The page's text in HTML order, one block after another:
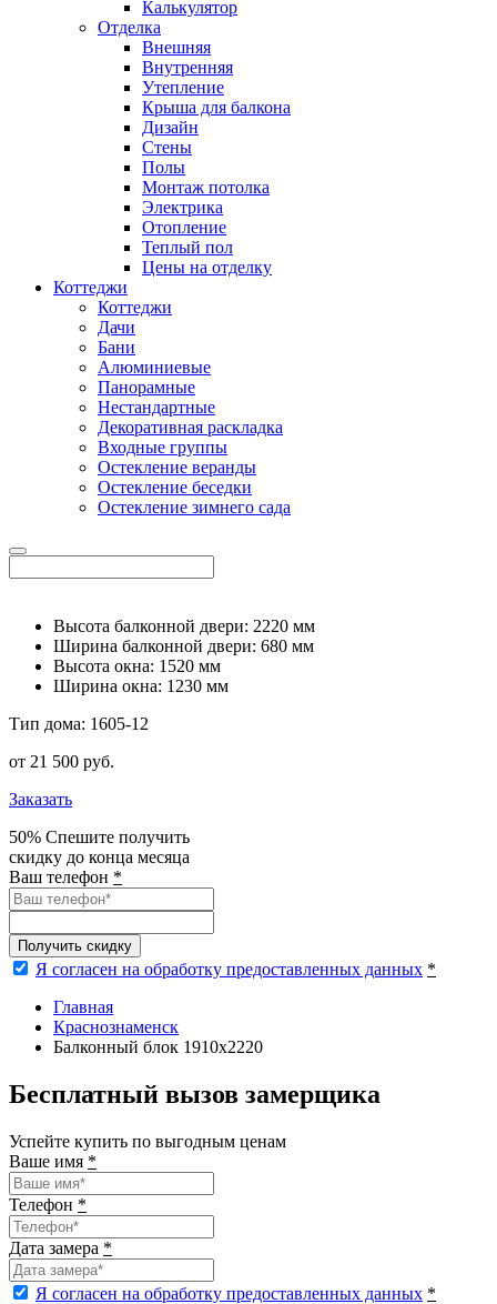
Калькулятор
Отделка
Внешняя
Внутренняя
Утепление
Крыша для балкона
Дизайн
Стены
Полы
Монтаж потолка
Электрика
Отопление
Теплый пол
Цены на отделку
Коттеджи
Коттеджи
Дачи
Бани
Алюминиевые
Панорамные
Нестандартные
Декоративная раскладка
Входные группы
Остекление веранды
Остекление беседки
Остекление зимнего сада
Высота балконной двери: 2220 мм
Ширина балконной двери: 680 мм
Высота окна: 1520 мм
Ширина окна: 1230 мм
Тип дома: 1605-12
от 21 500 pуб.
Заказать
50% Спешите получить
скидку до конца месяца
Ваш телефон *
Получить скидку
Я согласен на обработку предоставленных данных *
Главная
Краснознаменск
Балконный блок 1910х2220
Бесплатный вызов замерщика
Успейте купить по выгодным ценам
Ваше имя *
Телефон *
Дата замера *
Я согласен на обработку предоставленных данных *